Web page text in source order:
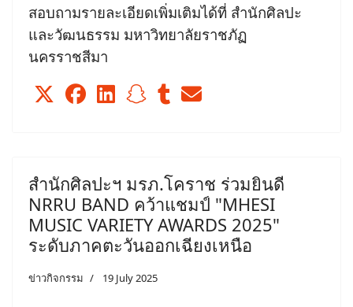
สอบถามรายละเอียดเพิ่มเติมได้ที่ สำนักศิลปะ
และวัฒนธรรม มหาวิทยาลัยราชภัฏ
นครราชสีมา
สำนักศิลปะฯ มรภ.โคราช ร่วมยินดี
NRRU BAND คว้าแชมป์ "MHESI
MUSIC VARIETY AWARDS 2025"
ระดับภาคตะวันออกเฉียงเหนือ
ข่าวกิจกรรม 19 July 2025